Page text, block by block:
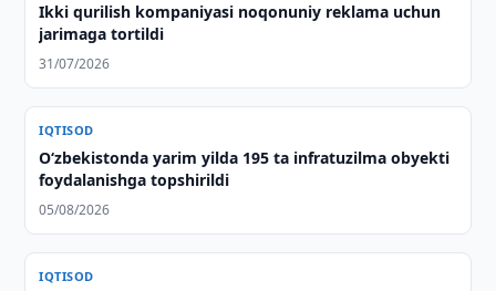
Ikki qurilish kompaniyasi noqonuniy reklama uchun
jarimaga tortildi
31/07/2026
IQTISOD
O‘zbekistonda yarim yilda 195 ta infratuzilma obyekti
foydalanishga topshirildi
05/08/2026
IQTISOD